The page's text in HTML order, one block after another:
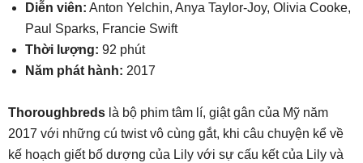
Diễn viên: Anton Yelchin, Anya Taylor-Joy, Olivia Cooke,
Paul Sparks, Francie Swift
Thời lượng: 92 phút
Năm phát hành: 2017
Thoroughbreds là bộ phim tâm lí, giật gân của Mỹ năm
2017 với những cú twist vô cùng gắt, khi câu chuyện kể về
kế hoạch giết bố dượng của Lily với sự cấu kết của Lily và